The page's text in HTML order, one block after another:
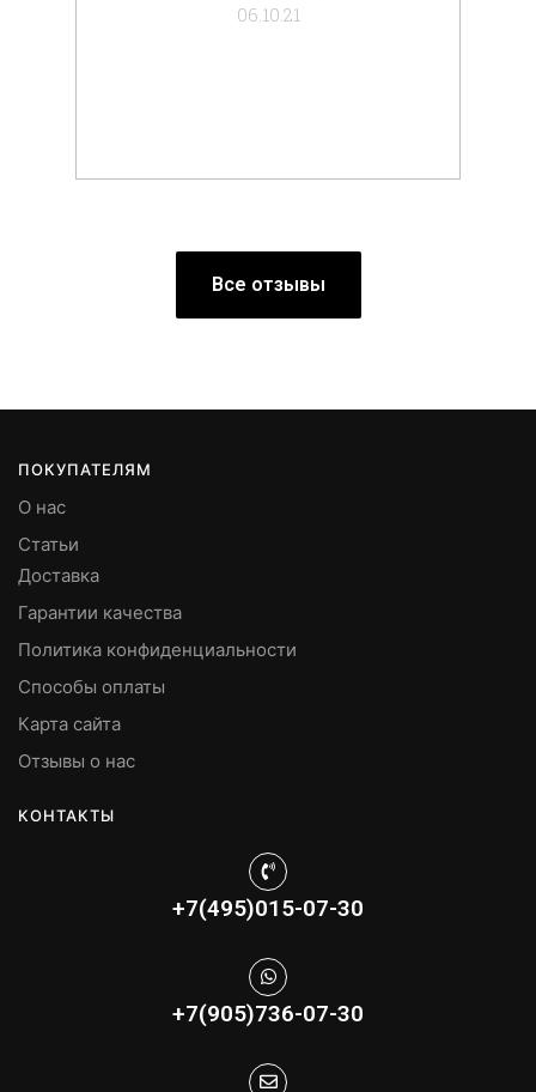
06.10.21
Все отзывы
ПОКУПАТЕЛЯМ
О нас
Статьи
Доставка
Гарантии качества
Политика конфиденциальности
Способы оплаты
Карта сайта
Отзывы о нас
КОНТАКТЫ
+7(495)015-07-30
+7(905)736-07-30